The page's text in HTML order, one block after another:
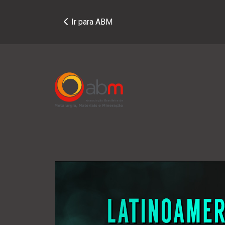
Ir para ABM